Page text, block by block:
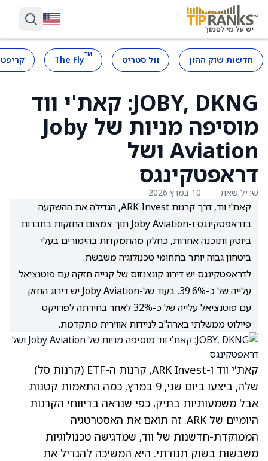
חדשות שוק ההון וול סטריט ™
The Fly
JOBY, DKNG: קאת'י ווד
מוסיפה מניות של Joby
Aviation ושל
דראפטקינגס
שריל שאת 10 במרץ 2026
קאת'י ווד, דרך קרנות ARK Invest, הגדילה את ההשקעה
בדראפטקינגס ו-Joby Aviation תוך צמצום החזקות בחברות
ביוטק ותוכנה אחרות, כחלק מהתמקדות בהימורים בעלי
ביטחון גבוה יותר בתחומי טכנולוגיה משבשת.
לדראפטקינגס יש דירוג קונצנזוס של קנייה חזקה עם פוטנציאל
עלייה של כ-39.6%, בעוד של-Joby Aviation יש דירוג החזק
עם פוטנציאל עלייה של כ-32% לאחר בחירתה לפרויקט
פיילוט ממשלתי בארה"ב לניידות אווירית מתקדמת.
קאת'י ווד ו-ARK Invest, קרנות ה-ETF (קרנות סל)
שלה, ביצעו ביום שני, 9 במרץ, כמה התאמות קטנות
אבל משמעותיות בתיק, כפי שנראה בדיווחי הקרנות
היומיים של ARK. זה תואם את האסטרטגיה
הממוקדת-חדשנות של ווד, שמדגישה טכנולוגיות
משבשות בשוק תנודתי. היא המשיכה להגדיל את